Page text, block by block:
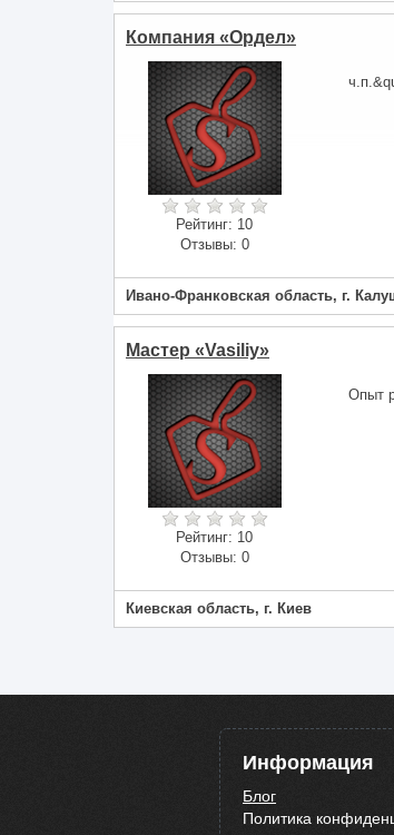
Компания «Ордел»
Рейтинг: 10
Отзывы: 0
Ивано-Франковская область, г.
Мастер «Vasiliy»
Рейтинг: 10
Отзывы: 0
Опыт
Киевская область, г. Киев
Информация
Блог
Политика